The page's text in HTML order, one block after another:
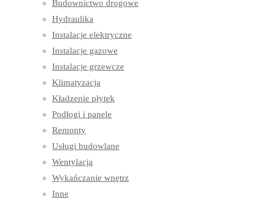
Budownictwo drogowe
Hydraulika
Instalacje elektryczne
Instalacje gazowe
Instalacje grzewcze
Klimatyzacja
Kładzenie płytek
Podłogi i panele
Remonty
Usługi budowlane
Wentylacja
Wykańczanie wnętrz
Inne